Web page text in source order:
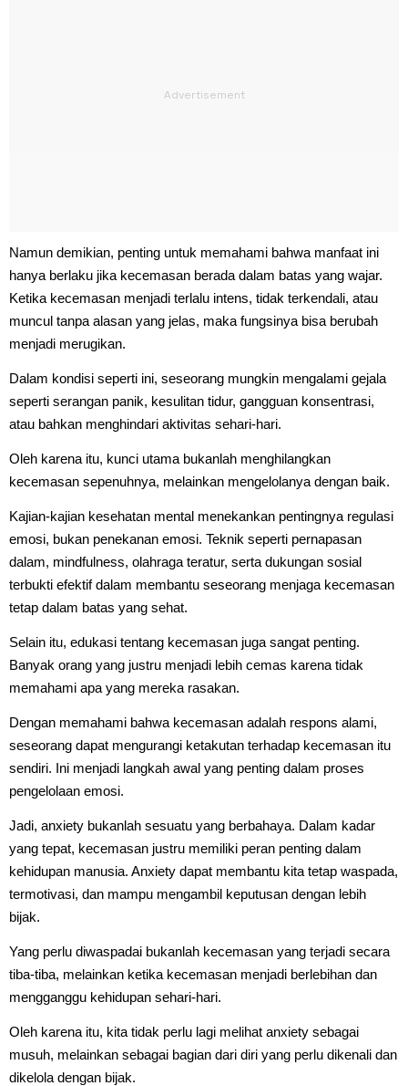
Namun demikian, penting untuk memahami bahwa manfaat ini
hanya berlaku jika kecemasan berada dalam batas yang wajar.
Ketika kecemasan menjadi terlalu intens, tidak terkendali, atau
muncul tanpa alasan yang jelas, maka fungsinya bisa berubah
menjadi merugikan.
Dalam kondisi seperti ini, seseorang mungkin mengalami gejala
seperti serangan panik, kesulitan tidur, gangguan konsentrasi,
atau bahkan menghindari aktivitas sehari-hari.
Oleh karena itu, kunci utama bukanlah menghilangkan
kecemasan sepenuhnya, melainkan mengelolanya dengan baik.
Kajian-kajian kesehatan mental menekankan pentingnya regulasi
emosi, bukan penekanan emosi. Teknik seperti pernapasan
dalam, mindfulness, olahraga teratur, serta dukungan sosial
terbukti efektif dalam membantu seseorang menjaga kecemasan
tetap dalam batas yang sehat.
Selain itu, edukasi tentang kecemasan juga sangat penting.
Banyak orang yang justru menjadi lebih cemas karena tidak
memahami apa yang mereka rasakan.
Dengan memahami bahwa kecemasan adalah respons alami,
seseorang dapat mengurangi ketakutan terhadap kecemasan itu
sendiri. Ini menjadi langkah awal yang penting dalam proses
pengelolaan emosi.
Jadi, anxiety bukanlah sesuatu yang berbahaya. Dalam kadar
yang tepat, kecemasan justru memiliki peran penting dalam
kehidupan manusia. Anxiety dapat membantu kita tetap waspada,
termotivasi, dan mampu mengambil keputusan dengan lebih
bijak.
Yang perlu diwaspadai bukanlah kecemasan yang terjadi secara
tiba-tiba, melainkan ketika kecemasan menjadi berlebihan dan
mengganggu kehidupan sehari-hari.
Oleh karena itu, kita tidak perlu lagi melihat anxiety sebagai
musuh, melainkan sebagai bagian dari diri yang perlu dikenali dan
dikelola dengan bijak.